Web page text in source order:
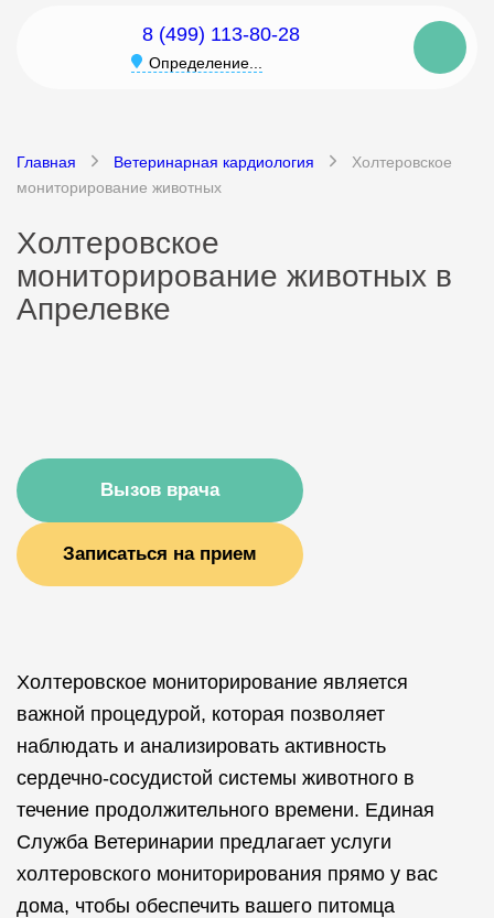
8 (499) 113-80-28
Определение...
Главная Ветеринарная кардиология
Холтеровское
мониторирование животных
Холтеровское
мониторирование животных в
Апрелевке
Вызов врача
Записаться на прием
Холтеровское мониторирование является
важной процедурой, которая позволяет
наблюдать и анализировать активность
сердечно-сосудистой системы животного в
течение продолжительного времени. Единая
Служба Ветеринарии предлагает услуги
холтеровского мониторирования прямо у вас
дома, чтобы обеспечить вашего питомца